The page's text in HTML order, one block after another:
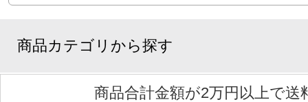
商品カテゴリから探す
商品合計金額が2万円以上で送